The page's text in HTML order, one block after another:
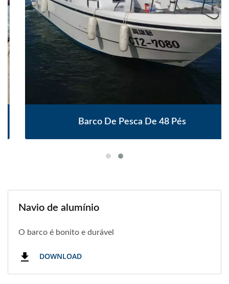
Barco De Pesca De 48 Pés
Navio de alumínio
O barco é bonito e durável
DOWNLOAD